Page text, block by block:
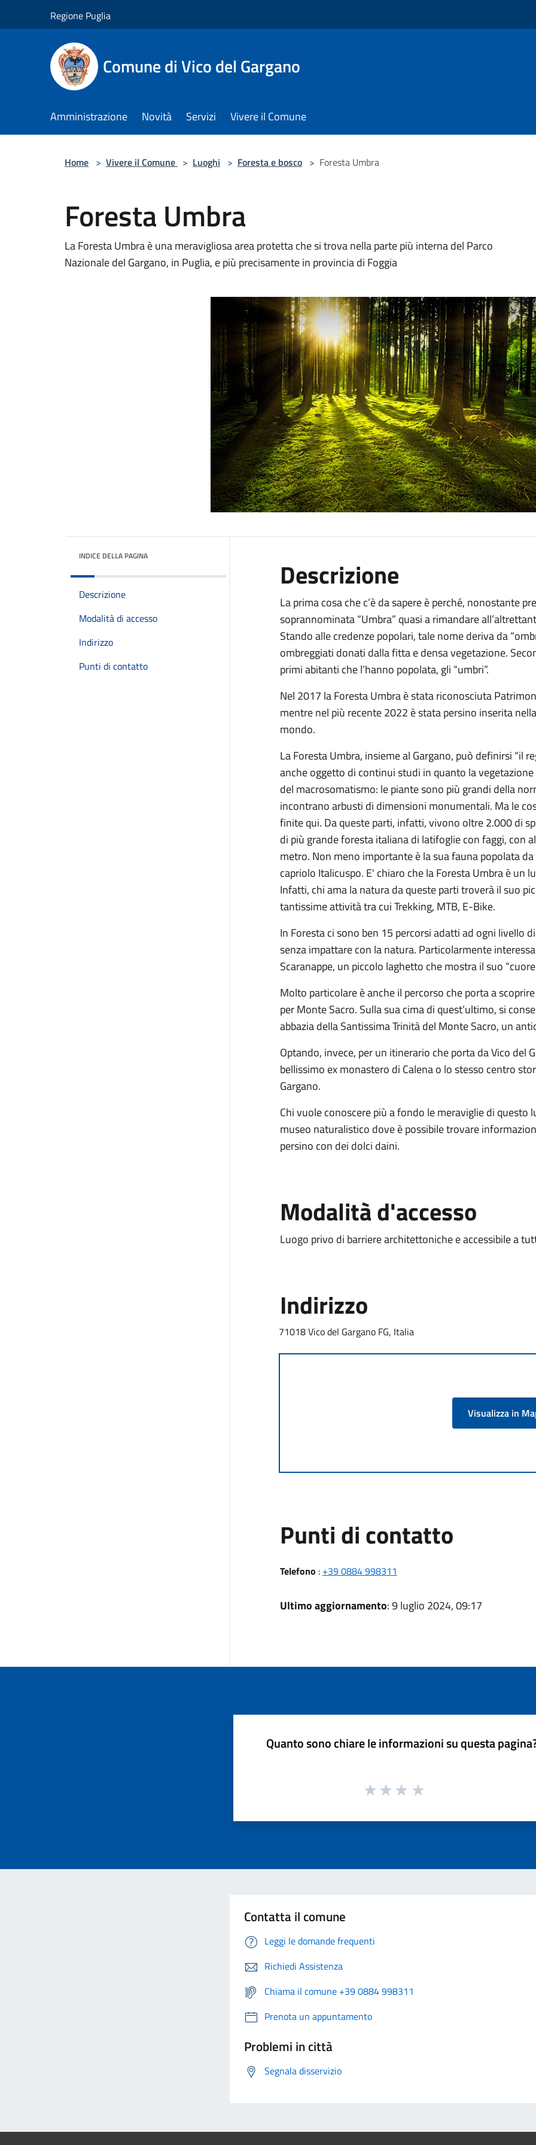
Regione Puglia
Comune di Vico del Gargano
Amministrazione Novità Servizi Vivere il Comune
Home > Vivere il Comune > Luoghi > Foresta e bosco > Foresta Umbra
Foresta Umbra
La Foresta Umbra è una meravigliosa area protetta che si trova nella parte più interna del Parco
Nazionale del Gargano, in Puglia, e più precisamente in provincia di Foggia
INDICE DELLA PAGINA
Descrizione
Modalità di accesso
Indirizzo
Punti di contatto
Descrizione
La prima cosa che c’è da sapere è perché, nonostante
soprannominata “Umbra” quasi a rimandare
Stando alle credenze popolari, tale nome deriva da
ombreggiati donati dalla fitta e densa vegetazione.
primi abitanti che l’hanno popolata, gli “umbri”.
Nel 2017 la Foresta Umbra è stata riconosciuta
mentre nel più recente 2022 è stata persino inserita
mondo.
La Foresta Umbra, insieme al Gargano, può definirsi “il
anche oggetto di continui studi in quanto la
del macrosomatismo: le piante sono più grandi della
incontrano arbusti di dimensioni monumentali. Ma le
finite qui. Da queste parti, infatti, vivono oltre 2.000 di
di più grande foresta italiana di latifoglie con faggi, con
metro. Non meno importante è la sua fauna popolata
capriolo Italicuspo. E' chiaro che la Foresta Umbra è un
Infatti, chi ama la natura da queste parti troverà il suo
tantissime attività tra cui Trekking, MTB, E-Bike.
In Foresta ci sono ben 15 percorsi adatti ad ogni livello
senza impattare con la natura. Particolarmente
Scaranappe, un piccolo laghetto che mostra il suo
Molto particolare è anche il percorso che porta a
per Monte Sacro. Sulla sua cima di quest’ultimo, si
abbazia della Santissima Trinità del Monte Sacro, un
Optando, invece, per un itinerario che porta da Vico del
bellissimo ex monastero di Calena o lo stesso centro
Gargano.
Chi vuole conoscere più a fondo le meraviglie di questo
museo naturalistico dove è possibile trovare
persino con dei dolci daini.
Modalità d'accesso
Luogo privo di barriere architettoniche e accessibile a
Indirizzo
71018 Vico del Gargano FG, Italia
Visualizza in
Punti di contatto
Telefono : +39 0884 998311
Ultimo aggiornamento: 9 luglio 2024, 09:17
Quanto sono chiare le informazioni su questa
Contatta il comune
Leggi le domande frequenti
Richiedi Assistenza
Chiama il comune +39 0884 998311
Prenota un appuntamento
Problemi in città
Segnala disservizio